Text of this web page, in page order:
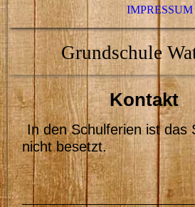
IMPRESSUM
Grundschule
Kontakt
In den Schulferien ist das
nicht besetzt.